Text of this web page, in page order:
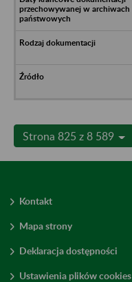
Strona 825 z 8 589
Kontakt
Mapa strony
Deklaracja dostępności
Ustawienia plików cookies